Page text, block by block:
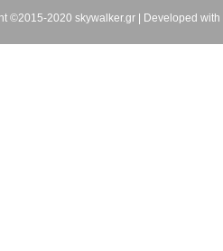
©2015-2020skywalker.gr | Developed with